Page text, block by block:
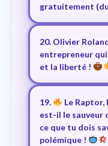
gratuitement
20. Olivier
entrepreneur qui
et la liberté !
19.
Le Raptor,
est-il le sauveur
ce que tu dois
polémique !